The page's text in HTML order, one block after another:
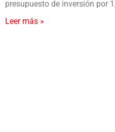
presupuesto de inversión por
Leer más »